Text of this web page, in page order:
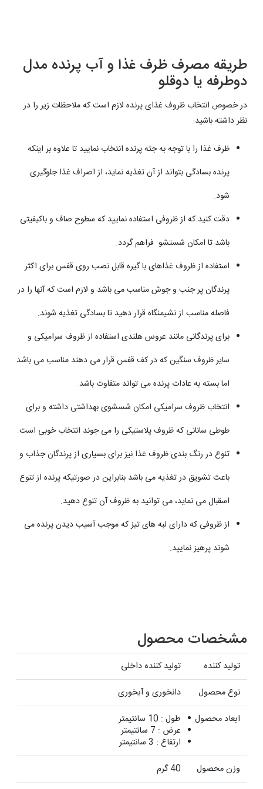
طریقه مصرف ظرف غذا و آب پرنده مدل
دوطرفه یا دوقلو
در خصوص انتخاب ظروف غذای پرنده لازم است که ملاحظات زیر را در
نظر داشته باشید:
ظرف غذا را با توجه به جثه پرنده انتخاب نمایید تا علاوه بر اینکه
پرنده بسادگی بتواند از آن تغذیه نماید، از اصراف غذا جلوگیری
شود.
دقت کنید که از ظروفی استفاده نمایید که سطوح صاف و باکیفیتی
باشد تا امکان شستشو فراهم گردد.
استفاده از ظروف غذاهای با گیره قابل نصب روی قفس برای اکثر
پرندگان پر جنب و جوش مناسب می باشد و لازم است که آنها را در
فاصله مناسب از نشیمنگاه قرار دهید تا بسادگی تغذیه شوند.
برای پرندگانی مانند عروس هلندی استفاده از ظروف سرامیکی و
سایر ظروف سنگین که در کف قفس قرار می دهند مناسب می باشد
اما بسته به عادات پرنده می تواند متفاوت باشد.
انتخاب ظروف سرامیکی امکان شسشوی بهداشتی داشته و برای
طوطی سانانی که ظروف پلاستیکی را می جوند انتخاب خوبی است.
تنوع در رنگ بندی ظروف غذا نیز برای بسیاری از پرندگان جذاب و
باعث تشویق در تغذیه می باشد بنابراین در صورتیکه پرنده از تنوع
اسقبال می نماید، می توانید به ظروف آن تنوع دهید.
از ظروفی که دارای لبه های تیز که موجب آسیب دیدن پرنده می
شوند پرهیز نمایید.
مشخصات محصول
تولید کننده
تولید کننده داخلی
نوع محصول
دانخوری و آبخوری
ابعاد محصول
طول : 10 سانتیمتر
عرض : 7 سانتیمتر
ارتفاع : 3 سانتیمتر
وزن محصول
40 گرم